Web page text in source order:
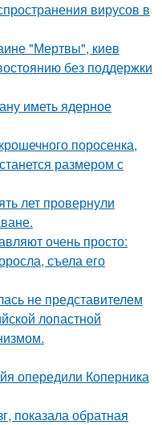
вирусов в
"Мертвы", киев
без поддержки
иметь ядерное
поросенка,
размером с
лет провернули
очень просто:
съела его
не представителем
лопастной
опередили Коперника
показала обратная